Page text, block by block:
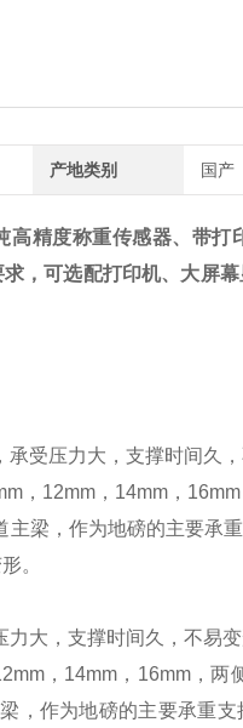
产地类别 国产
高精度称重传感器、带打
，可选配打印机、大屏
承受压力大，支撑时间久
， 12mm， 14mm， 16mm
主梁，作为地磅的主要承
。
力大，支撑时间久，不易
， 14mm ， 16mm，两
，作为地磅的主要承重